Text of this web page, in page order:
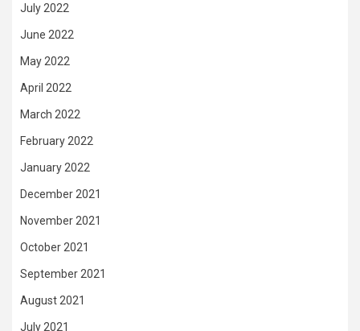
July 2022
June 2022
May 2022
April 2022
March 2022
February 2022
January 2022
December 2021
November 2021
October 2021
September 2021
August 2021
July 2021